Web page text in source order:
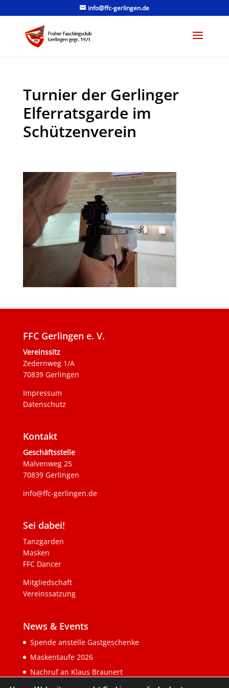
info@ffc-gerlingen.de
Turnier der Gerlinger
Elferratsgarde im
Schützenverein
FFC Gerlingen e. V.
Vereinssitz
Zedernweg 1/A
70839 Gerlingen
Impressum
Datenschutz
Kontakt
Geschäftsstelle
Malvenweg 25
70839 Gerlingen
info@ffc-gerlingen.de
Sei dabei!
Tanzgarden
Masken
FFC Dancer
Mitgliedschaft
Vereinssatzung
News & Events
Spende anstelle Gastgeschenke
Maskentaufe 2026
Nachruf an Klaus Braunert